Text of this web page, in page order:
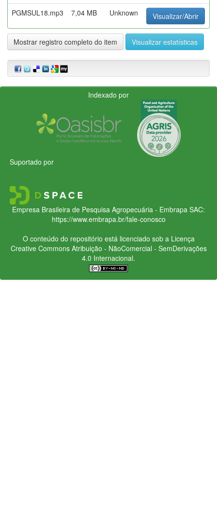
PGMSUL18.mp3
7,04 MB Unknown Visualizar/Abrir
Mostrar registro completo do item Visualizar estatísticas
Indexado por
Suportado por
Empresa Brasileira de Pesquisa Agropecuária - Embrapa SAC:
https://www.embrapa.br/fale-conosco
O conteúdo do repositório está licenciado sob a Licença
Creative CommonsAtribuição - NãoComercial - SemDerivações
4.0 Internacional.